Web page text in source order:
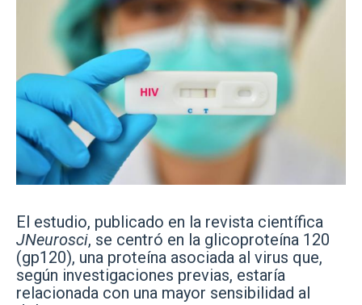
El estudio, publicado en la revista científica
JNeurosci, se centró en la glicoproteína 120
(gp120), una proteína asociada al virus que,
según investigaciones previas, estaría
relacionada con una mayor sensibilidad al